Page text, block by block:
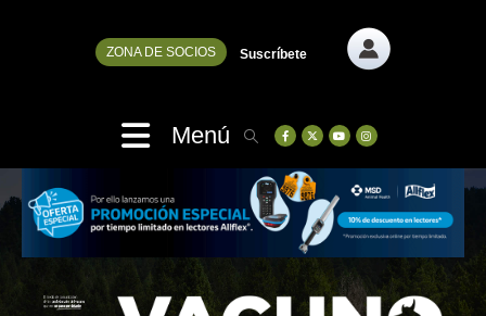
ZONA DE SOCIOS Suscríbete
Menú